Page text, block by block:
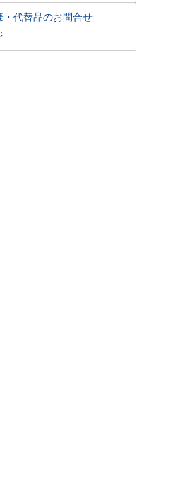
・代替品のお問合せ